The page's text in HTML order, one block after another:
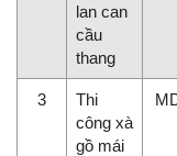
lan can
cầu
thang
3
Thi
công xà
gồ mái